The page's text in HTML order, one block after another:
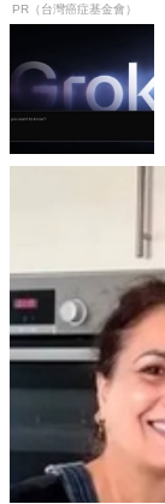
PR（台灣癌症基金會）